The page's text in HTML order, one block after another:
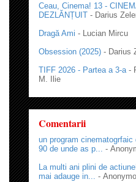
Ceau, Cinema! 13 -
DEZLĂNȚUIT - Darius
Dragă Ami - Lucian Mircu
Obsession (2025) - Darius
TIFF 2026 - Partea a 3-a -
M. Ilie
Comentarii
un program cinematogrfaic
90 de unde as p... -
La multi ani plini de
mai adauge in... -